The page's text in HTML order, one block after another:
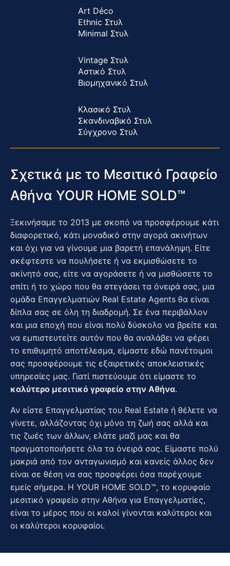
Art Déco
Ethnic Στυλ
Minimal Στυλ
Vintage Στυλ
Αστικό Στυλ
Βιομηχανικό Στυλ
Κλασικό Στυλ
Σκανδιναβικό Στυλ
Σύγχρονο Στυλ
Σχετικά με το Μεσιτικό Γραφείο
Αθήνα YOUR HOME SOLD™
Ξεκινήσαμε το 2013 με σκοπό να προσφέρουμε κάτι
διαφορετικό, κάτι μοναδικό στην αγορά ακινήτων
και όχι για να γίνουμε μια βαρετή επανάληψη. Είτε
σκέφτεστε να πουλήσετε ή να εκμισθώσετε το
ακίνητό σας, είτε να αγοράσετε ή να μισθώσετε το
σπίτι ή το χώρο που θα στεγάσει τα όνειρά σας, μια
ομάδα Επαγγελματιών Real Estate Agents θα είναι
δίπλα σας σε όλη τη διαδρομή. Σε ένα περιβάλλον
και μια εποχή που είναι πολύ δύσκολο να βρείτε και
να εμπιστευτείτε αυτόν που θα αναλάβει να φέρει
το επιθυμητό αποτέλεσμα, είμαστε εδώ πανέτοιμοι
σας προσφέρουμε τις εξαιρετικές αποκλειστικές
υπηρεσίες μας. Γιατί πιστεύουμε ότι είμαστε το
καλύτερο μεσιτικό γραφείο στην Αθήνα.
Αν είστε Επαγγελματίας του Real Estate ή θέλετε να
γίνετε, αλλάζοντας όχι μόνο τη ζωή σας αλλά και
τις ζωές των άλλων, ελάτε μαζί μας και θα
πραγματοποιήσετε όλα τα όνειρά σας. Είμαστε πολύ
μακριά από τον ανταγωνισμό και κανείς άλλος δεν
είναι σε θέση να σας προσφέρει όσα παρέχουμε
εμείς σήμερα. Η YOUR HOME SOLD™, το κορυφαίο
μεσιτικό γραφείο στην Αθήνα για Επαγγελματίες,
είναι το μέρος που οι καλοί γίνονται καλύτεροι και
οι καλύτεροι κορυφαίοι.